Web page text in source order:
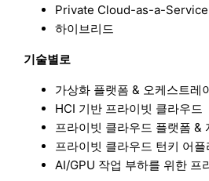
Private Cloud-as-a-Service
하이브리드
기술별로
가상화 플랫폼 & 오케스트레
HCI 기반 프라이빗 클라우드
프라이빗 클라우드 플랫폼 &
프라이빗 클라우드 턴키 어플
AI/GPU 작업 부하를 위한 프